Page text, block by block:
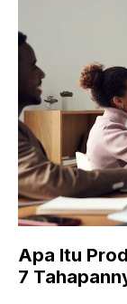
Apa Itu
7